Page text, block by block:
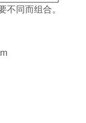
不同而组合。